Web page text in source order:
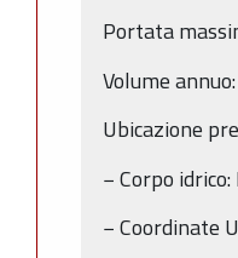
Portata
Volume
Ubicazione
− Corpo
− Coordinate